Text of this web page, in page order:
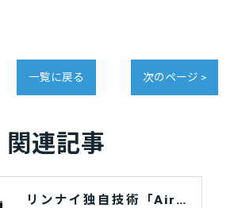
一覧に戻る 次のページ >
関連記事
リンナイ独自技術「Air Bubble Technology」を搭載した食洗機が登場